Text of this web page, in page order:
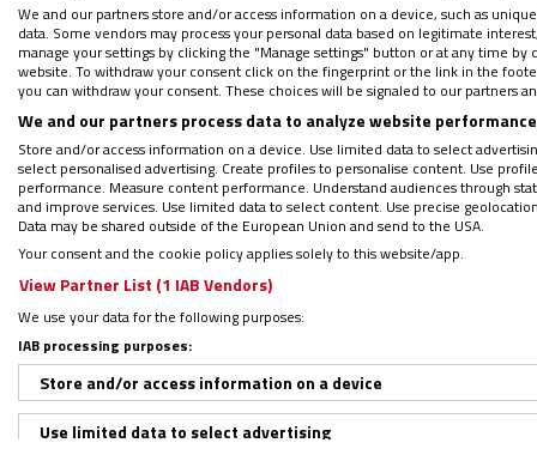
Grabado el pasado mes de septiembre, el
polémica de la propuesta del verano del
mujeres en la cubierta de una
localización principal de este videoclip.
como una religión”,“Yo era atеo, pero
religión a tu melena, a tu boca y a tu cara,
en tu cama”, aludiendo a la patrona de
también conocido como El Madrileño.
We and our partners store and/or access information on a device, such as
data. Some vendors may process your personal data based on legitimate
manage your settings by clicking the "Manage settings" button or at any time
website. To withdraw your consent click on the fingerprint or the link in the
you can withdraw your consent. These choices will be signaled to our partners
We and our partners process data to analyze website
Store and/or access information on a device. Use limited data to select
select personalised advertising. Create profiles to personalise content. Use
performance. Measure content performance. Understand audiences through
and improve services. Use limited data to select content. Use precise
Data may be shared outside of the European Union and send to the USA.
Your consent and the cookie policy applies solely to this website/app.
View Partner List (1 IAB Vendors)
We use your data for the following purposes:
IAB processing purposes:
Store and/or access information on a device
Use limited data to select advertising